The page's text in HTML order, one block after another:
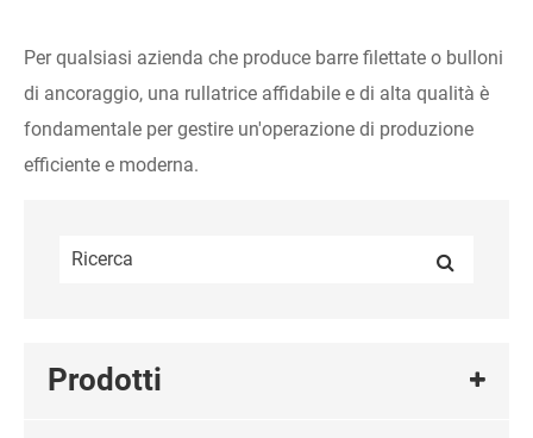
Per qualsiasi azienda che produce barre filettate o bulloni
di ancoraggio, una rullatrice affidabile e di alta qualità è
fondamentale per gestire un'operazione di produzione
efficiente e moderna.
Prodotti